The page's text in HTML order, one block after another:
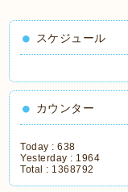
スケジュール
カウンター
Today :638
Yesterday : 1964
Total : 1368792